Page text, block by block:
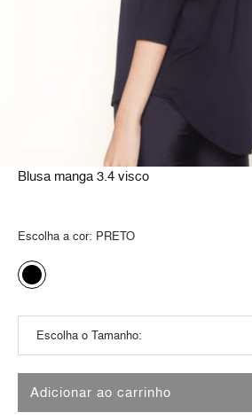
Blusa manga 3.4 visco
Escolha a cor: PRETO
Adicionar ao carrinho